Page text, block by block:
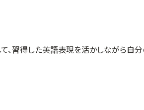
、習得した英語表現を活かしながら自